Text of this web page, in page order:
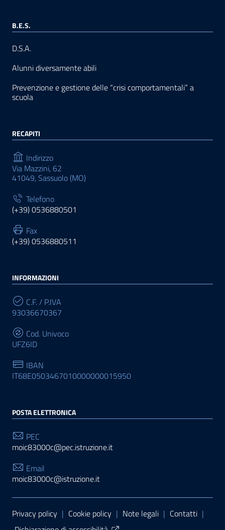
B.E.S.
D.S.A.
Alunni diversamente abili
Prevenzione e gestione delle “crisi comportamentali” a
scuola
RECAPITI
Indirizzo
Via Mazzini, 62
41049, Sassuolo (MO)
Telefono
(+39) 0536880501
Fax
(+39) 0536880511
INFORMAZIONI
C.F. / P.IVA
93036670367
Cod. Univoco
UFZ6ID
IBAN
IT68E0503467010000000015950
POSTA ELETTRONICA
PEC
moic83000c@pec.istruzione.it
Email
moic83000c@istruzione.it
Sezione Link Utili
Privacy policy | Cookie policy | Note legali | Contatti |